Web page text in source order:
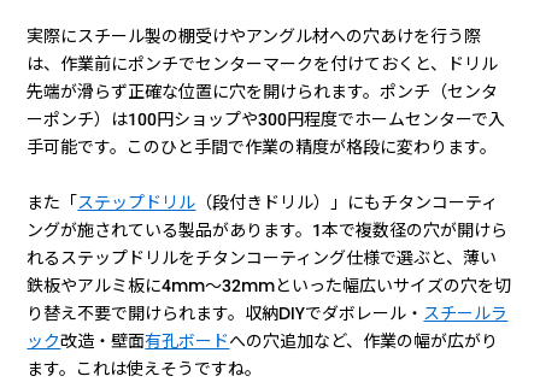
実際にスチール製の棚受けやアングル材への穴あけを行う際
は、作業前にポンチでセンターマークを付けておくと、ドリル
先端が滑らず正確な位置に穴を開けられます。ポンチ（センタ
ーポンチ）は100円ショップや300円程度でホームセンターで入
手可能です。このひと手間で作業の精度が格段に変わります。
また「ステップドリル （段付きドリル）」にもチタンコーティ
ングが施されている製品があります。1本で複数径の穴が開けら
れるステップドリルをチタンコーティング仕様で選ぶと、薄い
鉄板やアルミ板に4mm〜32mmといった幅広いサイズの穴を切
り替え不要で開けられます。収納DIYでダボレール・ スチールラ
ック改造・壁面有孔ボードへの穴追加など、作業の幅が広がり
ます。これは使えそうですね。